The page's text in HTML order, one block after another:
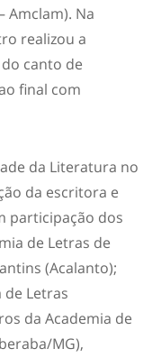
Amclam). Na
realizou a
canto de
final com
da Literatura no
da escritora e
participação dos
de Letras de
(Acalanto);
de Letras
da Academia de
MG),